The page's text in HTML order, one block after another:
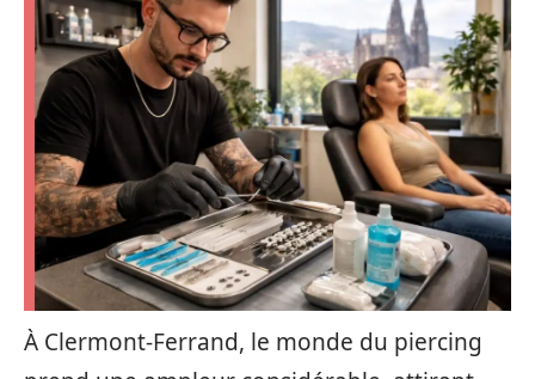
À Clermont-Ferrand, le monde du piercing